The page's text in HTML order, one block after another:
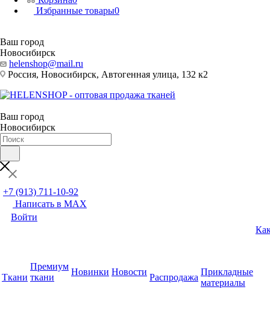
Избранные товары0
Ваш город
Новосибирск
helenshop@mail.ru
Россия, Новосибирск, Автогенная улица, 132 к2
Ваш город
Новосибирск
+7 (913) 711-10-92
Написать в MAX
Войти
Ткани
Премиум
ткани
Новинки Новости
Распродажа
Прикладные
материалы